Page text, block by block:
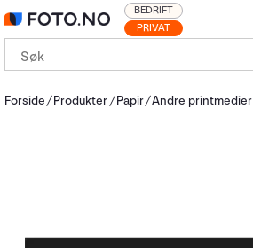
PRIVAT
BEDRIFT
Forside Produkter Papir Andre printmedier